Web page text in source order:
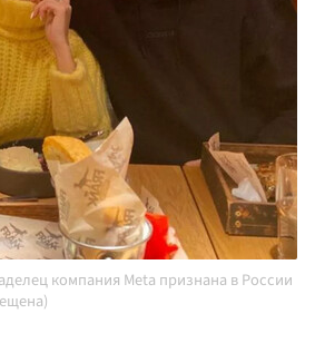
компания Meta признана в России